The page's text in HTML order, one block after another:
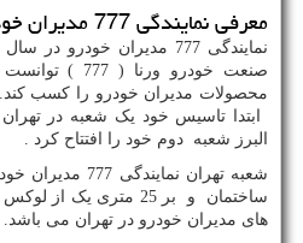
معرفی نمایندگی 777 مدیران خودرو :
صنعت خودرو
البرز شعبه دوم خود را افتتاح کرد .
ساختمان و بر 25 متری
های مدیران خودرو در تهران می باشد.